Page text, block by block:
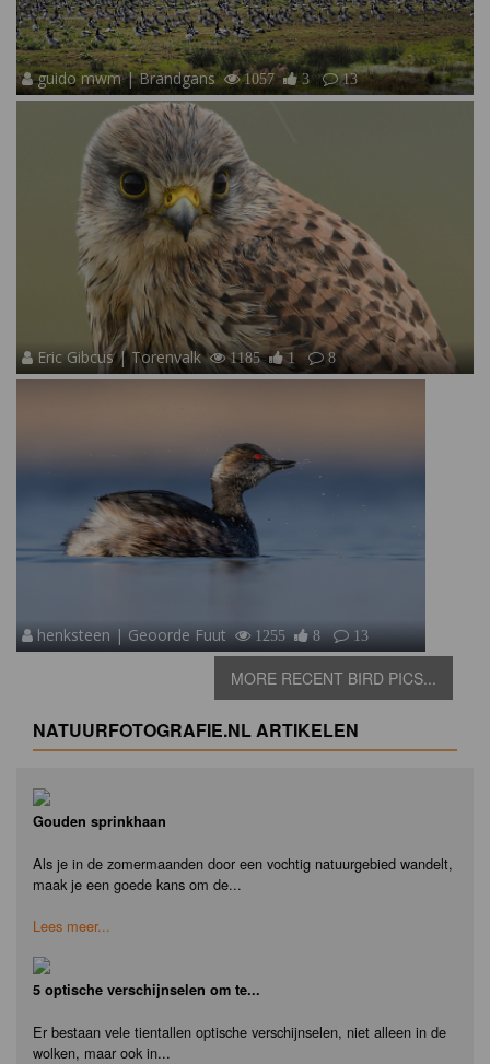
guido mwm | Brandgans 1057 3 13
Eric Gibcus | Torenvalk 1185 1 8
henksteen | Geoorde Fuut 1255 8 13
MORE RECENT BIRD PICS...
NATUURFOTOGRAFIE.NL ARTIKELEN
Gouden sprinkhaan
Als je in de zomermaanden door een vochtig natuurgebied wandelt,
maak je een goede kans om de...
Lees meer...
5 optische verschijnselen om te...
Er bestaan vele tientallen optische verschijnselen, niet alleen in de
wolken, maar ook in...